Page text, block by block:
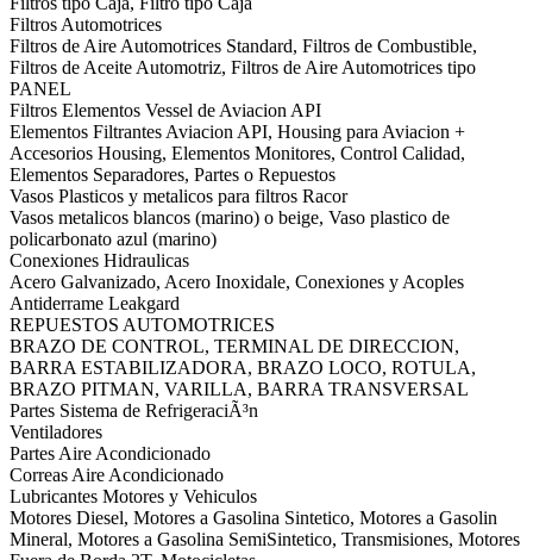
Filtros Automotrices
Filtros de Aire Automotrices Standard, Filtros de Combustible,
Filtros de Aceite Automotriz, Filtros de Aire Automotrices tipo
PANEL
Filtros Elementos Vessel de Aviacion API
Elementos Filtrantes Aviacion API, Housing para Aviacion +
Accesorios Housing, Elementos Monitores, Control Calidad,
Elementos Separadores, Partes o Repuestos
Vasos Plasticos y metalicos para filtros Racor
Vasos metalicos blancos (marino) o beige, Vaso plastico de
policarbonato azul (marino)
Conexiones Hidraulicas
Acero Galvanizado, Acero Inoxidale, Conexiones y Acoples
Antiderrame Leakgard
REPUESTOS AUTOMOTRICES
BRAZO DE CONTROL, TERMINAL DE DIRECCION,
BARRA ESTABILIZADORA, BRAZO LOCO, ROTULA,
BRAZO PITMAN, VARILLA, BARRA TRANSVERSAL
Partes Sistema de RefrigeraciÃ³n
Ventiladores
Partes Aire Acondicionado
Correas Aire Acondicionado
Lubricantes Motores y Vehiculos
Motores Diesel, Motores a Gasolina Sintetico, Motores a Gasolin
Mineral, Motores a Gasolina SemiSintetico, Transmisiones, Motores